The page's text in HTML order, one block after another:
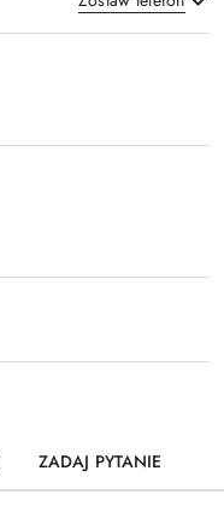
ZADAJ PYTANIE